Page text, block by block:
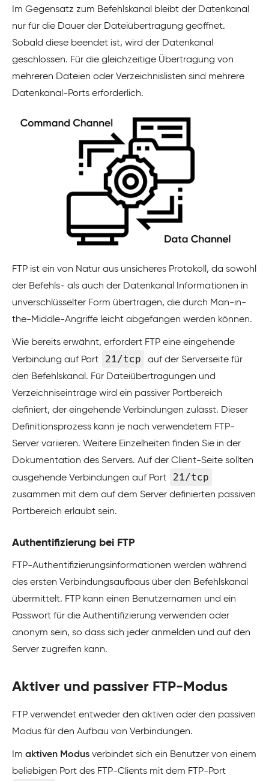
Im Gegensatz zum Befehlskanal bleibt der Datenkanal
nur für die Dauer der Dateiübertragung geöffnet.
Sobald diese beendet ist, wird der Datenkanal
geschlossen. Für die gleichzeitige Übertragung von
mehreren Dateien oder Verzeichnislisten sind mehrere
Datenkanal-Ports erforderlich.
FTP ist ein von Natur aus unsicheres Protokoll, da sowohl
der Befehls- als auch der Datenkanal Informationen in
unverschlüsselter Form übertragen, die durch Man-in-
the-Middle-Angriffe leicht abgefangen werden können.
Wie bereits erwähnt, erfordert FTP eine eingehende
Verbindung auf Port
21/tcp
auf der Serverseite für
den Befehlskanal. Für Dateiübertragungen und
Verzeichniseinträge wird ein passiver Portbereich
definiert, der eingehende Verbindungen zulässt. Dieser
Definitionsprozess kann je nach verwendetem FTP-
Server variieren. Weitere Einzelheiten finden Sie in der
Dokumentation des Servers. Auf der Client-Seite sollten
ausgehende Verbindungen auf Port
21/tcp
zusammen mit dem auf dem Server definierten passiven
Portbereich erlaubt sein.
Authentifizierung bei FTP
FTP-Authentifizierungsinformationen werden während
des ersten Verbindungsaufbaus über den Befehlskanal
übermittelt. FTP kann einen Benutzernamen und ein
Passwort für die Authentifizierung verwenden oder
anonym sein, so dass sich jeder anmelden und auf den
Server zugreifen kann.
Aktiver und passiver FTP-Modus
FTP verwendet entweder den aktiven oder den passiven
Modus für den Aufbau von Verbindungen.
Im aktiven Modus verbindet sich ein Benutzer von einem
beliebigen Port des FTP-Clients mit dem FTP-Port